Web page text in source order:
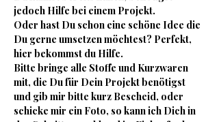
jedoch Hilfe bei einem Projekt.
Oder hast Du schon eine schöne Idee die
Du gerne umsetzen möchtest? Perfekt,
hier bekommst du Hilfe.
Bitte bringe alle Stoffe und Kurzwaren
mit, die Du für Dein Projekt benötigst
und gib mir bitte kurz Bescheid, oder
schicke mir ein Foto, so kann ich Dich in